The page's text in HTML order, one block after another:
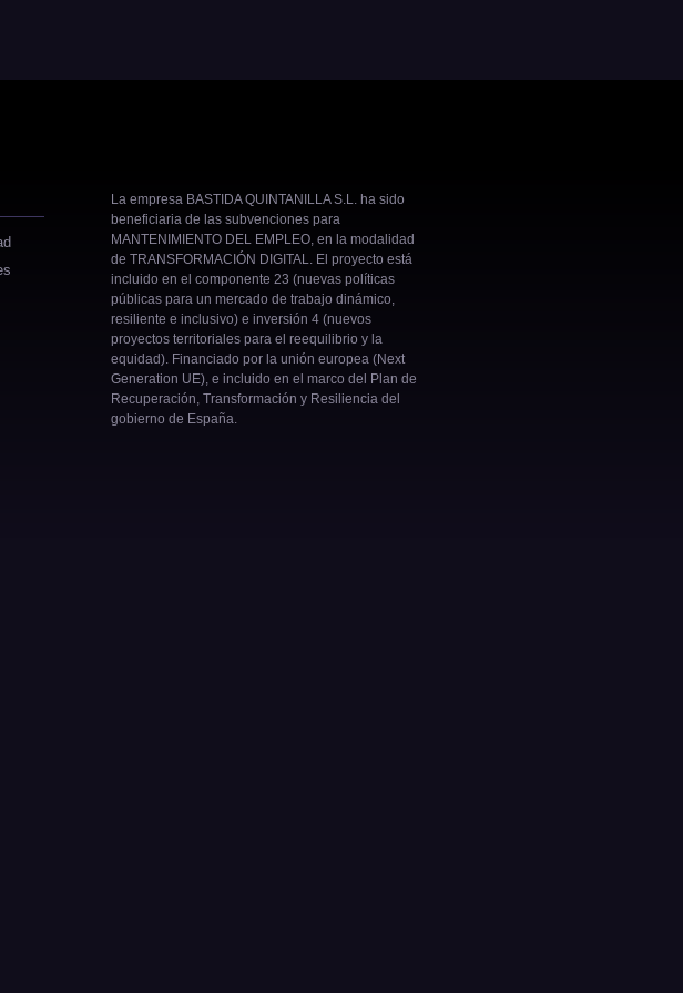
La empresa BASTIDA QUINTANILLA S.L. ha sido
beneficiaria de las subvenciones para
MANTENIMIENTO DEL EMPLEO, en la modalidad
de TRANSFORMACIÓN DIGITAL. El proyecto está
incluido en el componente 23 (nuevas políticas
públicas para un mercado de trabajo dinámico,
resiliente e inclusivo) e inversión 4 (nuevos
proyectos territoriales para el reequilibrio y la
equidad). Financiado por la unión europea (Next
Generation UE), e incluido en el marco del Plan de
Recuperación, Transformación y Resiliencia del
gobierno de España.